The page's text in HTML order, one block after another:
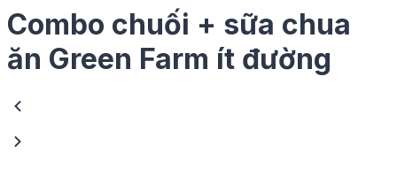
Combo chuối + sữa chua
ăn Green Farm ít đường